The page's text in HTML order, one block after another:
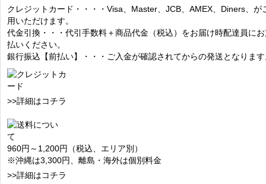
クレジットカード・・・・Visa、Master、JCB、AMEX、Diners、が
用いただけます。
代金引換・・・代引手数料＋商品代金（税込）をお届け時配達員に
払いください。
銀行振込【前払い】・・・ご入金が確認されてからの発送となりま
>>詳細はコチラ
960円～1,200円（税込、エリア別）
※沖縄は3,300円、離島・海外は個別料金
>>詳細はコチラ